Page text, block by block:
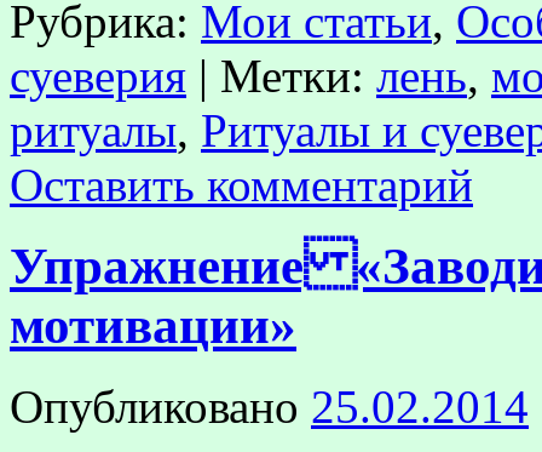
Рубрика: Мои статьи,
суеверия | Метки: лень,
ритуалы, Ритуалы и
Оставить комментарий
Упражнение
мотивации»
Опубликовано 25.02.2014